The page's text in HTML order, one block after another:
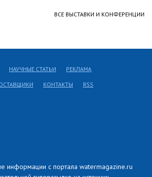
ВСЕ ВЫСТАВКИ И КОНФЕРЕНЦИИ
информации с портала watermagazine.ru
НАУЧНЫЕ СТАТЬИ РЕКЛАМА
КОНТАКТЫ RSS